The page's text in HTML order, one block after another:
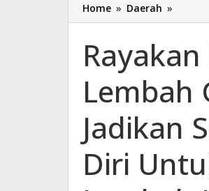
Home » Daerah »
100
Tahun
di
Alpius
Toam
Jadikan
Lembah
Jadikan
Diri